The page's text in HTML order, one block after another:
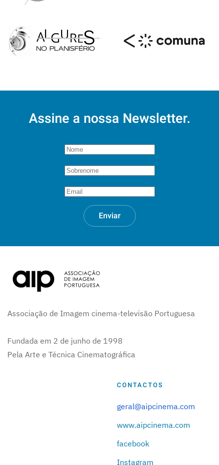
Assine a nossa Newsletter.
Enviar
Associação de Imagem cinema-televisão Portuguesa
Fundada em 2 de junho de 1998
Pela Arte e Técnica Cinematográfica
CONTACTOS
geral@aipcinema.com
www.aipcinema.com
facebook
Instagram